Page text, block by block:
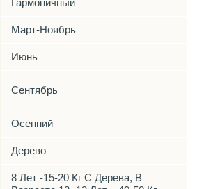
Гармоничный
Март-Ноябрь
Июнь
Сентябрь
Осенний
Дерево
8 Лет -15-20 Кг С Дерева, В